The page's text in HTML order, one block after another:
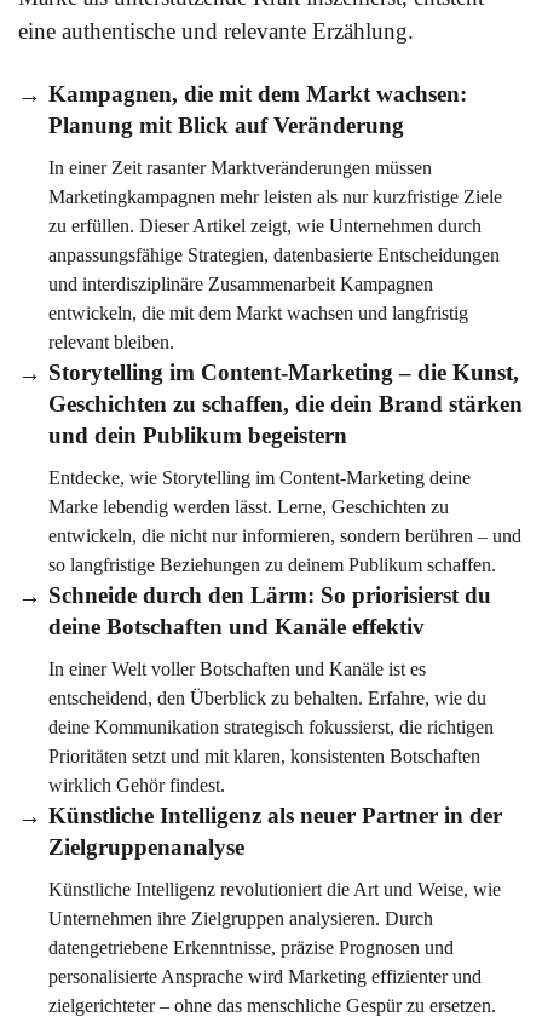
eine authentische und relevante Erzählung.
Kampagnen, die mit dem Markt wachsen:
Planung mit Blick auf Veränderung
In einer Zeit rasanter Marktveränderungen müssen
Marketingkampagnen mehr leisten als nur kurzfristige Ziele
zu erfüllen. Dieser Artikel zeigt, wie Unternehmen durch
anpassungsfähige Strategien, datenbasierte Entscheidungen
und interdisziplinäre Zusammenarbeit Kampagnen
entwickeln, die mit dem Markt wachsen und langfristig
relevant bleiben.
Storytelling im Content-Marketing – die Kunst,
Geschichten zu schaffen, die dein Brand stärken
und dein Publikum begeistern
Entdecke, wie Storytelling im Content-Marketing deine
Marke lebendig werden lässt. Lerne, Geschichten zu
entwickeln, die nicht nur informieren, sondern berühren – und
so langfristige Beziehungen zu deinem Publikum schaffen.
Schneide durch den Lärm: So priorisierst du
deine Botschaften und Kanäle effektiv
In einer Welt voller Botschaften und Kanäle ist es
entscheidend, den Überblick zu behalten. Erfahre, wie du
deine Kommunikation strategisch fokussierst, die richtigen
Prioritäten setzt und mit klaren, konsistenten Botschaften
wirklich Gehör findest.
Künstliche Intelligenz als neuer Partner in der
Zielgruppenanalyse
Künstliche Intelligenz revolutioniert die Art und Weise, wie
Unternehmen ihre Zielgruppen analysieren. Durch
datengetriebene Erkenntnisse, präzise Prognosen und
personalisierte Ansprache wird Marketing effizienter und
zielgerichteter – ohne das menschliche Gespür zu ersetzen.